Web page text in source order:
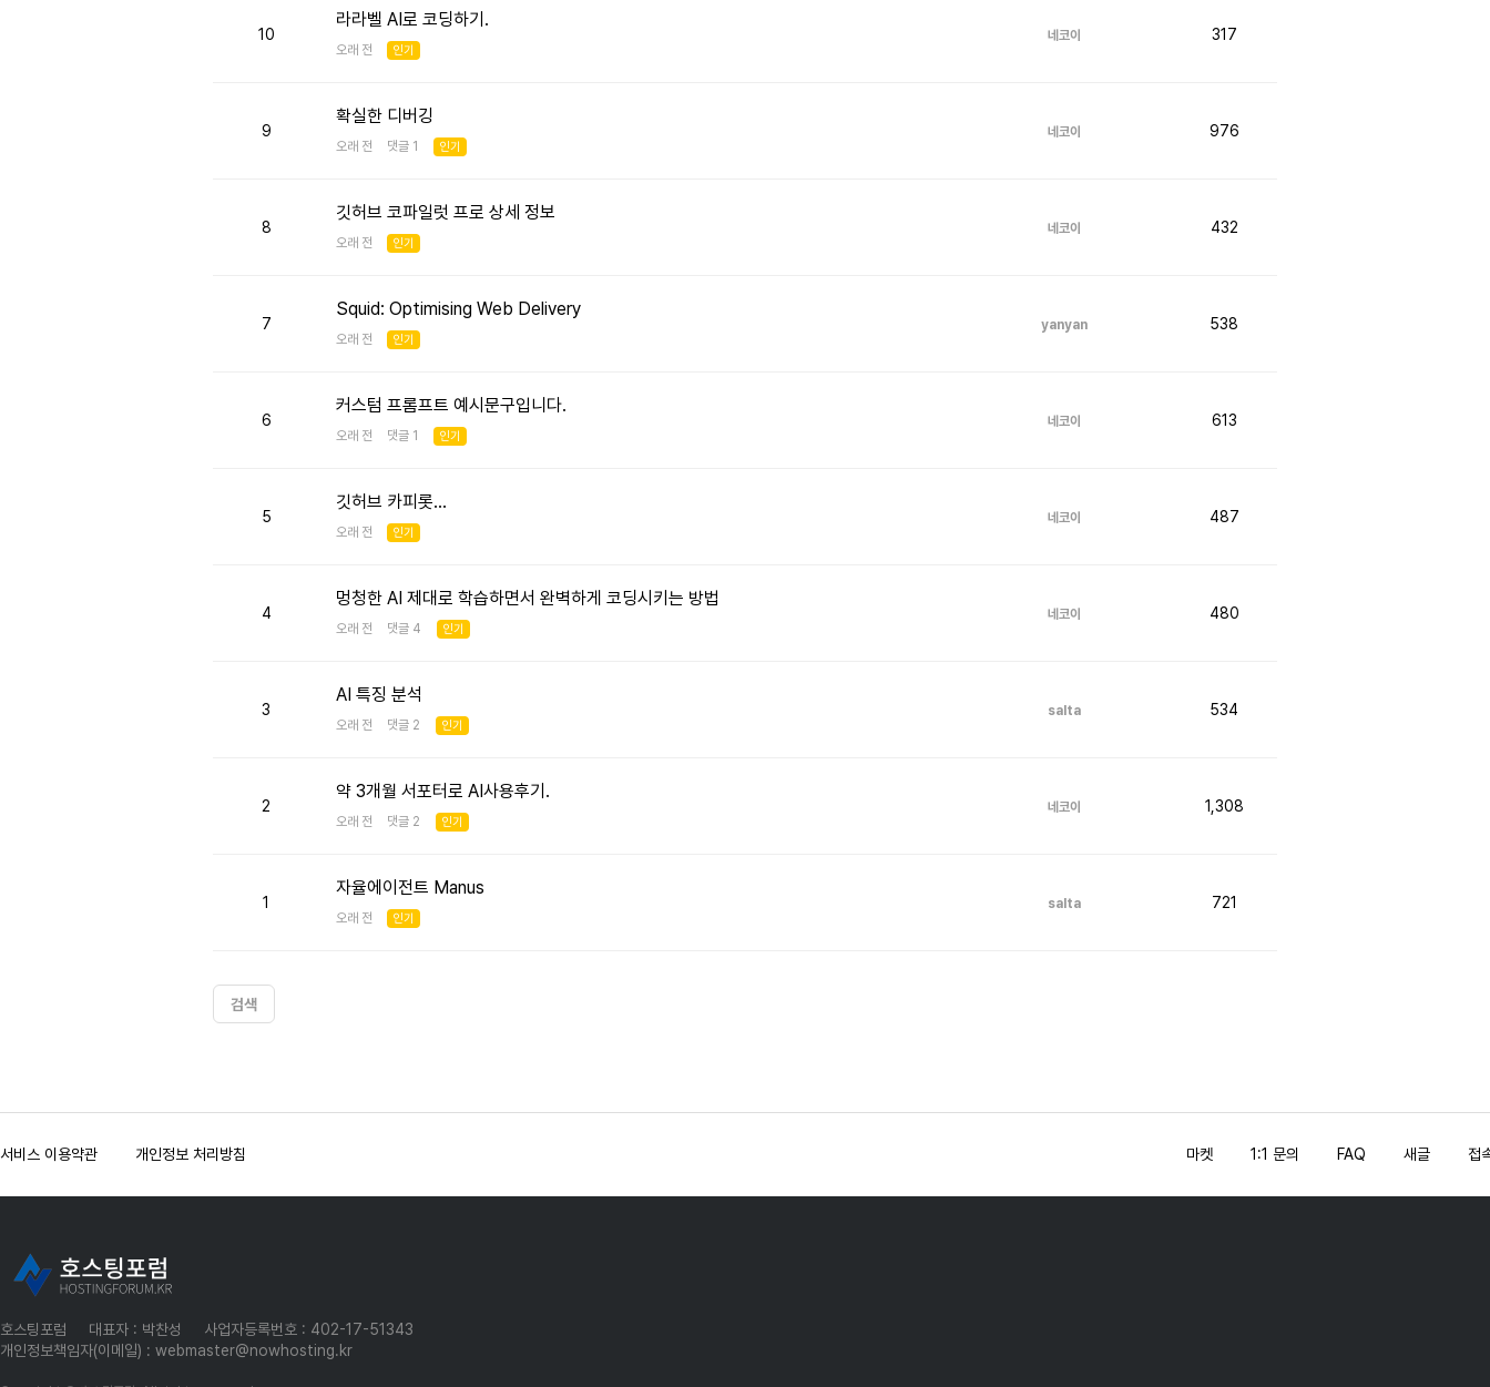
10
라라벨 AI로 코딩하기.
오래 전 인기
네코이 317
9
확실한 디버깅
오래 전 댓글 1 인기
네코이 976
8
깃허브 코파일럿 프로 상세 정보
오래 전 인기
네코이 432
7
Squid: Optimising Web Delivery
오래 전 인기
yanyan 538
6
커스텀 프롬프트 예시문구입니다.
오래 전 댓글 1 인기
네코이 613
5
깃허브 카피롯...
오래 전 인기
네코이 487
4
멍청한 AI 제대로 학습하면서 완벽하게 코딩시키는 방법
오래 전 댓글 4 인기
네코이 480
3
AI 특징 분석
오래 전 댓글 2 인기
salta 534
2
약 3개월 서포터로 AI사용후기.
오래 전 댓글 2 인기
네코이 1,308
1
자율에이전트 Manus
오래 전 인기
salta 721
검색
서비스 이용약관 개인정보 처리방침 마켓 1:1 문의 FAQ 새글 접
호스팅포럼 대표자 : 박찬성
사업자등록번호 : 402-17-51343
개인정보책임자(이메일) : webmaster@nowhosting.kr